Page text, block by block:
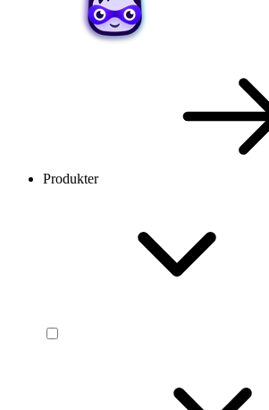
Produkter